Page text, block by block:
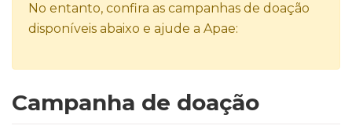
No entanto, confira as campanhas de doação
disponíveis abaixo e ajude a Apae:
Campanha de doação